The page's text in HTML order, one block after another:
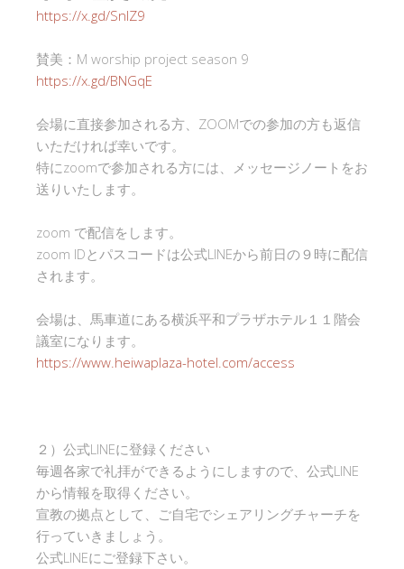
https://x.gd/SnlZ9
賛美：M worship project season 9
https://x.gd/BNGqE
会場に直接参加される方、ZOOMでの参加の方も返信
いただければ幸いです。
特にzoomで参加される方には、メッセージノートをお
送りいたします。
zoom で配信をします。
zoom IDとパスコードは公式LINEから前日の９時に配信
されます。
会場は、馬車道にある横浜平和プラザホテル１１階会
議室になります。
https://www.heiwaplaza-hotel.com/access
２）公式LINEに登録ください
毎週各家で礼拝ができるようにしますので、公式LINE
から情報を取得ください。
宣教の拠点として、ご自宅でシェアリングチャーチを
行っていきましょう。
公式LINEにご登録下さい。